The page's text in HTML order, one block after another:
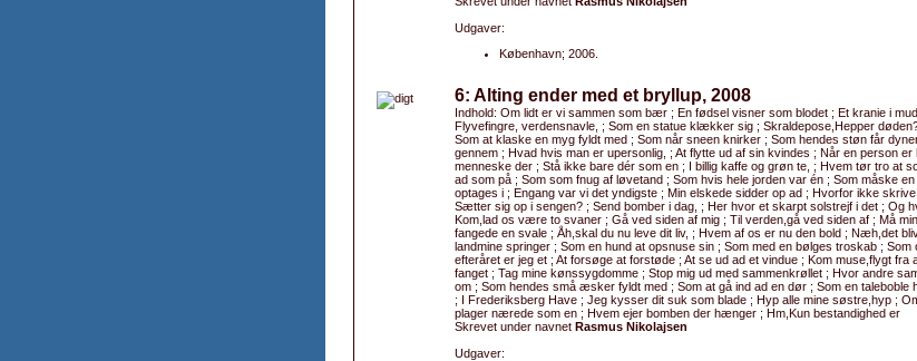
Udgaver:
København; 2006.
6: Alting ender med et bryllup, 2008
Indhold: Om lidt er vi sammen som bær ; En fødsel visner som blodet ; Et kranie i
Flyvefingre, verdensnavle, ; Som en statue klækker sig ; Skraldepose,Hepper
Som at klaske en myg fyldt med ; Som når sneen knirker ; Som hendes støn får
gennem ; Hvad hvis man er upersonlig, ; At flytte ud af sin kvindes ; Når en person
menneske der ; Stå ikke bare dér som en ; I billig kaffe og grøn te, ; Hvem tør tro at
ad som på ; Som som fnug af løvetand ; Som hvis hele jorden var én ; Som måske
optages i ; Engang var vi det yndigste ; Min elskede sidder op ad ; Hvorfor ikke
Sætter sig op i sengen? ; Send bomber i dag, ; Her hvor et skarpt solstrejf i det ; Og
Kom,lad os være to svaner ; Gå ved siden af mig ; Til verden,gå ved siden af ; Må
fangede en svale ; Åh,skal du nu leve dit liv, ; Hvem af os er nu den bold ; Næh,det
landmine springer ; Som en hund at opsnuse sin ; Som med en bølges troskab ;
efteråret er jeg et ; At forsøge at forstøde ; At se ud ad et vindue ; Kom muse,flygt fra
fanget ; Tag mine kønssygdomme ; Stop mig ud med sammenkrøllet ; Hvor andre
om ; Som hendes små æsker fyldt med ; Som at gå ind ad en dør ; Som en
; I Frederiksberg Have ; Jeg kysser dit suk som blade ; Hyp alle mine søstre,hyp ;
plager nærede som en ; Hvem ejer bomben der hænger ; Hm,Kun bestandighed er
Skrevet under navnet Rasmus Nikolajsen
Udgaver: